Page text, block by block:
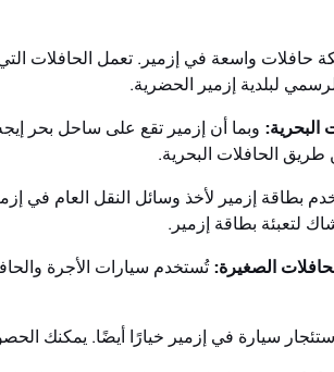
حافلات واسعة في إزمير. تعمل الحافلات
لبلدية إزمير الحضرية.
البحرية:
الحافلات البحرية.
بطاقة إزمير لأخذ وسائل النقل العام في
لتعبئة بطاقة إزمير.
الصغيرة: تُستخدم سيارات الأجرة
سيارة في إزمير خيارًا أيضًا. يمكنك